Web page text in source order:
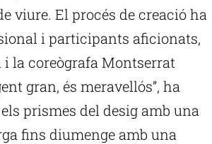
viure. El procés de creació ha
i participants aficionats,
la coreògrafa Montserrat
gran, és meravellós”, ha
prismes del desig amb una
fins diumenge amb una